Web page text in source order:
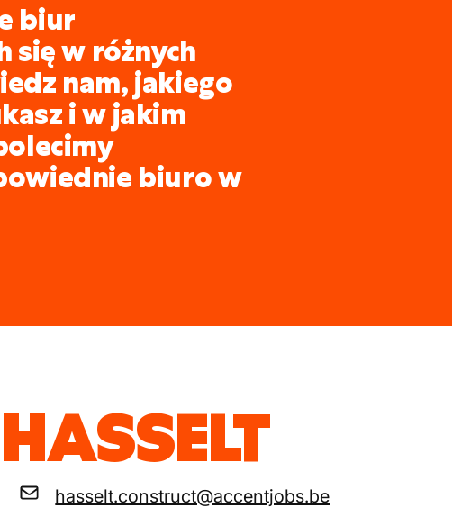
biur
się w różnych
nam, jakiego
i w jakim
biuro w
hasselt.construct@accentjobs.be